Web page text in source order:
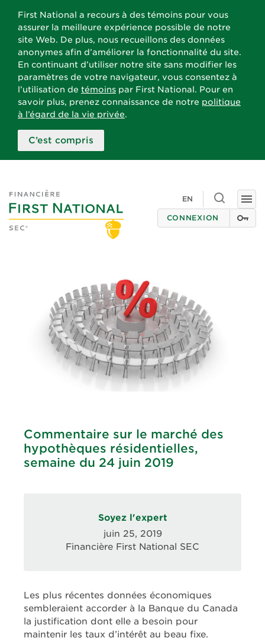
First National a recours à des témoins pour vous
assurer la meilleure expérience possible de notre
site Web. De plus, nous recueillons des données
anonymes afin d’améliorer la fonctionnalité du site.
En continuant d’utiliser notre site sans modifier les
paramètres de votre navigateur, vous consentez à
l’utilisation de témoins par First National. Pour en
savoir plus, prenez connaissance de notre politique
à l’égard de la vie privée.
C’est compris
EN
Toggle
search
CONNEXION
Commentaire sur le marché des
hypothèques résidentielles,
semaine du 24 juin 2019
Soyez l'expert
juin 25, 2019
Financière First National SEC
Les plus récentes données économiques
sembleraient accorder à la Banque du Canada
la justification dont elle a besoin pour
maintenir les taux d’intérêt au beau fixe.